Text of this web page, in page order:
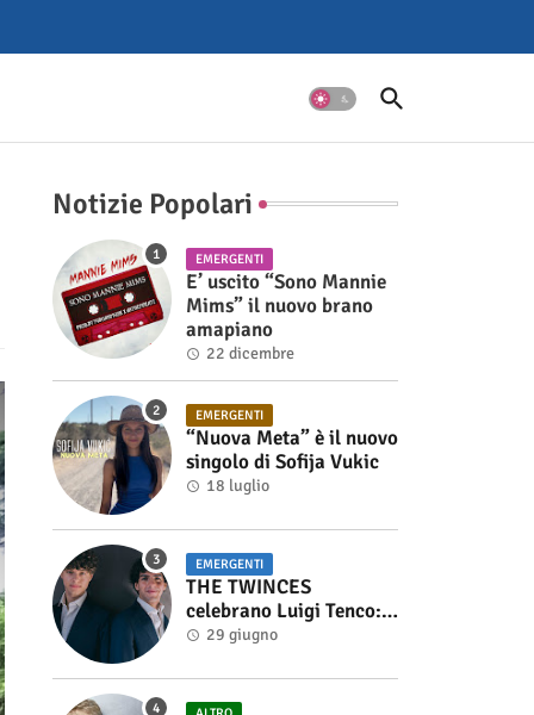
Notizie Popolari
EMERGENTI
E’ uscito “Sono Mannie
Mims” il nuovo brano
amapiano
22 dicembre
EMERGENTI
“Nuova Meta” è il nuovo
singolo di Sofija Vukic
18 luglio
EMERGENTI
THE TWINCES
celebrano Luigi Tenco:
fuori singolo e video di
29 giugno